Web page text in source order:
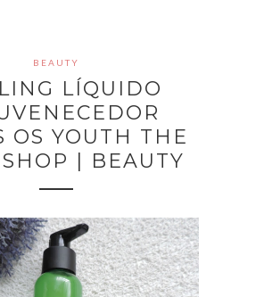
BEAUTY
LÍQUIDO
OS YOUTH THE
| BEAUTY